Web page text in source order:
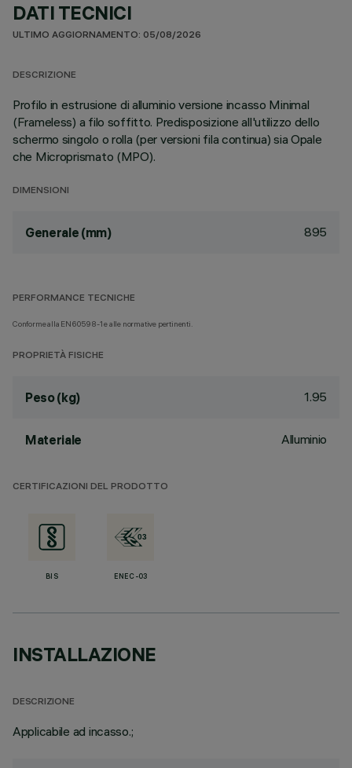
DATI TECNICI
ULTIMO AGGIORNAMENTO: 05/08/2026
DESCRIZIONE
Profilo in estrusione di alluminio versione incasso Minimal
(Frameless) a filo soffitto. Predisposizione all'utilizzo dello
schermo singolo o rolla (per versioni fila continua) sia Opale
che Microprismato (MPO).
DIMENSIONI
Generale (mm) 895
PERFORMANCE TECNICHE
Conforme alla EN60598-1 e alle normative pertinenti.
PROPRIETÀ FISICHE
Peso (kg) 1.95
Materiale Alluminio
CERTIFICAZIONI DEL PRODOTTO
BIS ENEC-03
INSTALLAZIONE
DESCRIZIONE
Applicabile ad incasso.;